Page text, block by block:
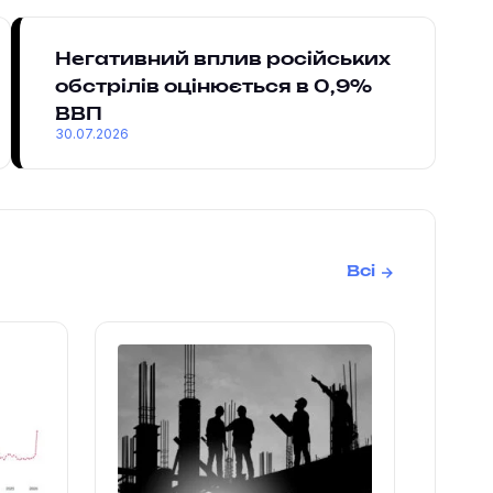
Негативний вплив російських
обстрілів оцінюється в 0,9%
ВВП
30.07.2026
Всі